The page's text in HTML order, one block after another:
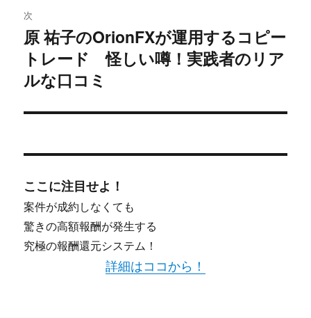
シ
ョ
ン
次
次
の
投
原 祐子のOrionFXが運用するコピー
トレード 怪しい噂！実践者のリア
ルな口コミ
ここに注目せよ！
案件が成約しなくても
驚きの高額報酬が発生する
究極の報酬還元システム！
詳細はココから！